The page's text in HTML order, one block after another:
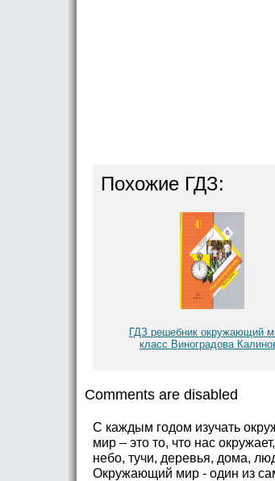
Похожие ГДЗ:
ГДЗ решебник окружающий
класс Виноградова
Comments are disabled
С каждым годом изучать
мир – это то, что нас
небо, тучи, деревья, дома,
Окружающий мир - один из